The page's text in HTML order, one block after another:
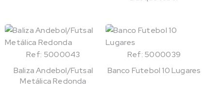
Ref: 5000043
Baliza Andebol/Futsal
Metálica Redonda
Ref: 5000039
Banco Futebol 10 Lugares